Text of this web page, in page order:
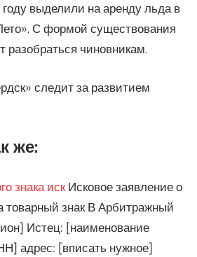
выделили на аренду льда в
С формой существования
разобраться чиновникам.
следит за развитием
же:
знака искИсковое заявление о
товарный знак В Арбитражный
Истец: [наименование
адрес: [вписать нужное]